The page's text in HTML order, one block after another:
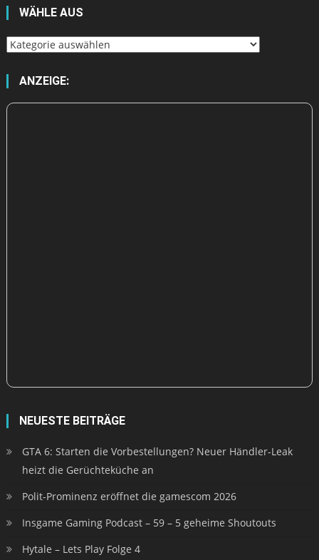
WÄHLE AUS
Wähle
ANZEIGE:
NEUESTE BEITRÄGE
GTA 6: Starten die Vorbestellungen? Neuer Händler-Leak
heizt die Gerüchteküche an
Polit-Prominenz eröffnet die gamescom 2026
Insgame Gaming Podcast – 59 – 5 geheime Shoutouts
Hytale – Lets Play Folge 4